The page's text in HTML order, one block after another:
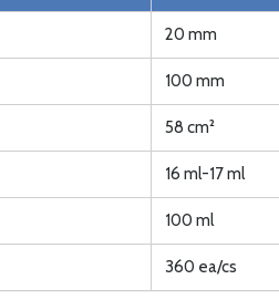
20 mm
100 mm
58 cm²
16 ml-17 ml
100 ml
360 ea/cs